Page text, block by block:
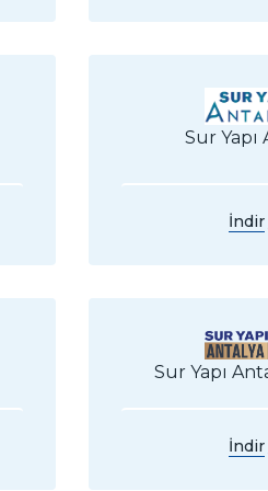
Sur Yapı
İndir
Sur Yapı
İndir